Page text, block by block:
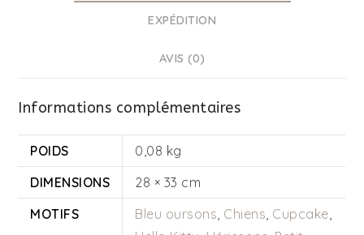
EXPÉDITION
AVIS (0)
Informations complémentaires
POIDS
0,08 kg
DIMENSIONS
28 × 33 cm
MOTIFS
Bleu oursons, Chiens, Cupcake,